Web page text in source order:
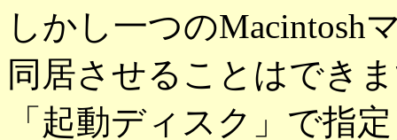
しかし一つのMacintosh
同居させることはでき
「起動ディスク」で指